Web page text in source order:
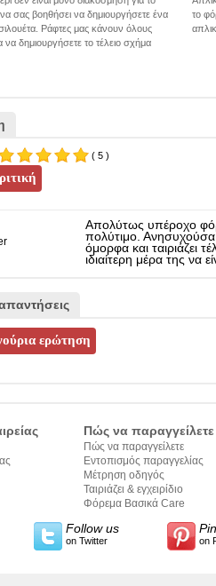
σας βοηθήσει να δημιουργήσετε ένα
Ράφτες μας κάνουν όλους
να δημιουργήσετε το τέλειο σχήμα
το
( 5 )
Απολύτως υπέροχο
πολύτιμο. Ανησυχούσα
όμορφα και ταιριάζει
ιδιαίτερη μέρα της να
Πώς να παραγγείλετε
Πώς να παραγγείλετε
Εντοπισμός παραγγελίας
Μέτρηση οδηγός
Ταιριάζει & εγχειρίδιο
σύνταξης κειμένων
Φόρεμα Βασικά Care
Follow us
on Twitter on